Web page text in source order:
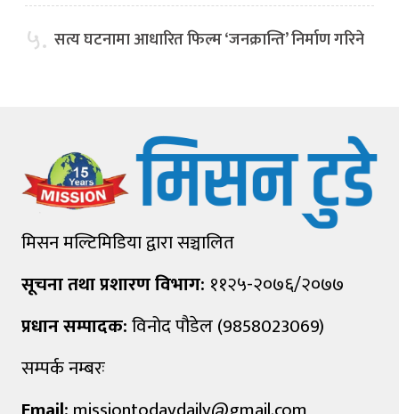
५. सत्य घटनामा आधारित फिल्म ‘जनक्रान्ति’ निर्माण गरिने
मिसन मल्टिमिडिया द्वारा सञ्चालित
सूचना तथा प्रशारण विभाग: ११२५-२०७६/२०७७
प्रधान सम्पादक:विनोद पौडेल (9858023069)
सम्पर्क नम्बरः